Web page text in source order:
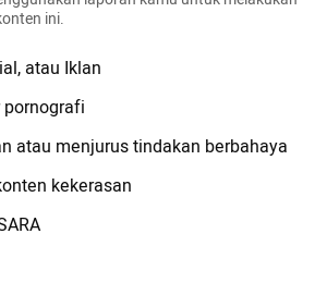
ini.
atau Iklan
atau menjurus tindakan berbahaya
kekerasan